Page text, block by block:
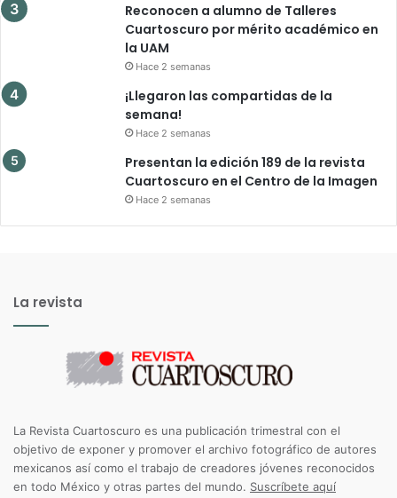
Reconocen a alumno de Talleres
Cuartoscuro por mérito académico en
la UAM
Hace 2 semanas
¡Llegaron las compartidas de la
semana!
Hace 2 semanas
Presentan la edición 189 de la revista
Cuartoscuro en el Centro de la Imagen
Hace 2 semanas
La revista
La Revista Cuartoscuro es una publicación trimestral con el
objetivo de exponer y promover el archivo fotográfico de autores
mexicanos así como el trabajo de creadores jóvenes reconocidos
en todo México y otras partes del mundo. Suscríbete aquí